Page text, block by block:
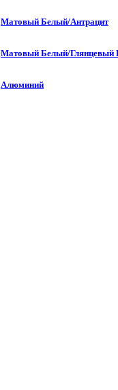
Матовый Белый/Антрацит
Матовый Белый/Глянцевый
Алюминий